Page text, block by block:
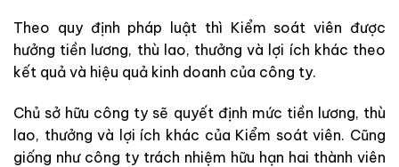
Theo quy định pháp luật thì Kiểm soát viên được
hưởng tiền lương, thù lao, thưởng và lợi ích khác theo
kết quả và hiệu quả kinh doanh của công ty.
Chủ sở hữu công ty sẽ quyết định mức tiền lương, thù
lao, thưởng và lợi ích khác của Kiểm soát viên. Cũng
giống như công ty trách nhiệm hữu hạn hai thành viên